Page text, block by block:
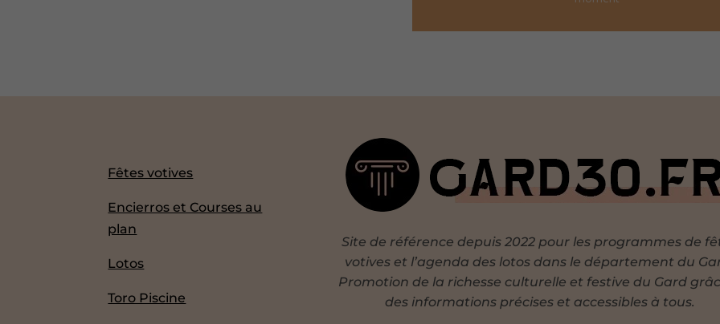
Fêtes votives
Encierros et Courses au
plan
Lotos
Toro Piscine
Site de référence depuis 2022 pour les programmes de
votives et l’agenda des lotos dans le département du
Promotion de la richesse culturelle et festive du Gard
des informations précises et accessibles à tous.